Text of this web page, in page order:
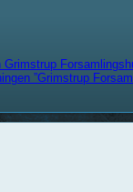
”Grimstrup